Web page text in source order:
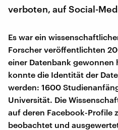
verboten, auf Social-
Es war ein
Forscher veröffentlichten
einer Datenbank gewonnen
konnte die Identität der
werden: 1600
Universität. Die
auf deren Facebook-Profile
beobachtet und